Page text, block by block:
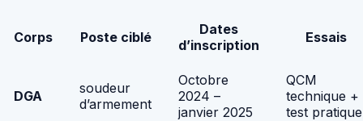
Corps Poste ciblé
Dates
d’inscription
Essais
DGA
soudeur
d’armement
Octobre
2024 –
janvier 2025
QCM
technique +
test pratique